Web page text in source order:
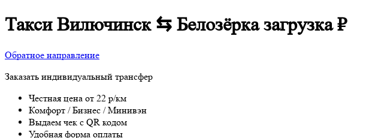
Такси Вилючинск ⇆ Белозёрказагрузка₽
Обратное направление
Заказать индивидуальный трансфер
Честная цена от 22 р/км
Комфорт / Бизнес / Минивэн
Выдаем чек с QR кодом
Удобная форма оплаты